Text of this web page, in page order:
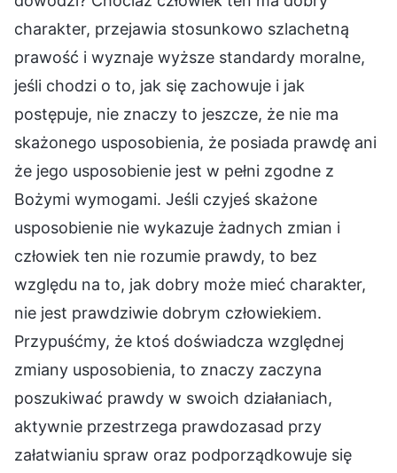
charakter, przejawia stosunkowo szlachetną
prawość i wyznaje wyższe standardy moralne,
jeśli chodzi o to, jak się zachowuje i jak
postępuje, nie znaczy to jeszcze, że nie ma
skażonego usposobienia, że posiada prawdę ani
że jego usposobienie jest w pełni zgodne z
Bożymi wymogami. Jeśli czyjeś skażone
usposobienie nie wykazuje żadnych zmian i
człowiek ten nie rozumie prawdy, to bez
względu na to, jak dobry może mieć charakter,
nie jest prawdziwie dobrym człowiekiem.
Przypuśćmy, że ktoś doświadcza względnej
zmiany usposobienia, to znaczy zaczyna
poszukiwać prawdy w swoich działaniach,
aktywnie przestrzega prawdozasad przy
załatwianiu spraw oraz podporządkowuje się